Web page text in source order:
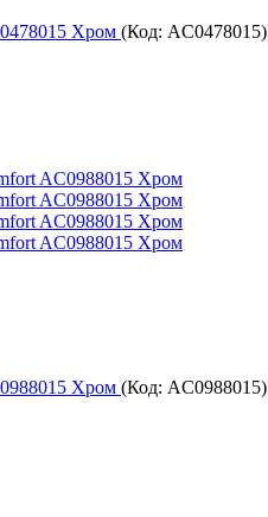
Хром (Код: AC0478015)
Хром (Код: AC0988015)